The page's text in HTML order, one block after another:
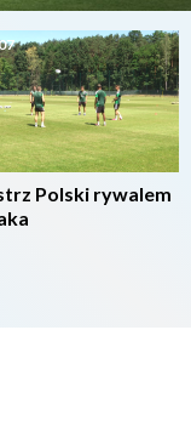
Polski rywalem